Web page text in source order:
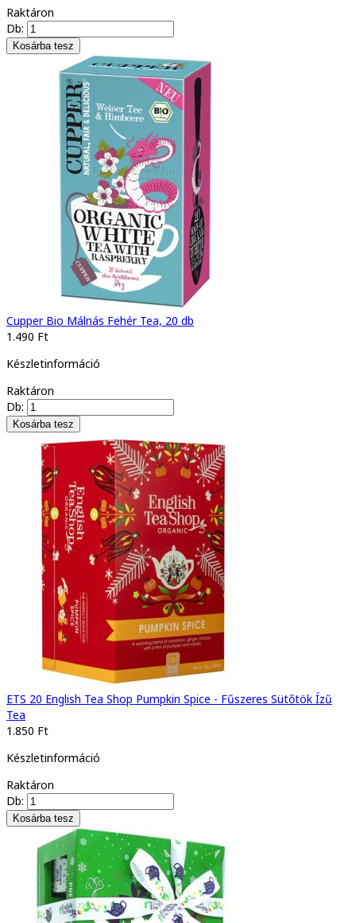
Raktáron
Db:
Cupper Bio Málnás Fehér Tea, 20 db
1.490 Ft
Készletinformáció
Raktáron
Db:
ETS 20 English Tea Shop Pumpkin Spice - Fűszeres Sütőtök Ízű
Tea
1.850 Ft
Készletinformáció
Raktáron
Db: